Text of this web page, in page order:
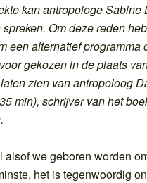
kan antropologe Sabine
spreken. Om deze reden
een alternatief programma
gekozen in de plaats
zien van antropoloog
min), schrijver van het
alsof we geboren worden
het is tegenwoordig